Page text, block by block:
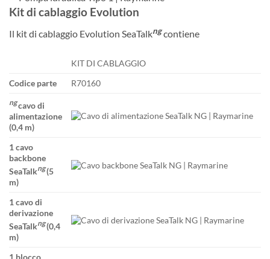
Kit di cablaggio Evolution
Il kit di cablaggio Evolution SeaTalkngcontiene
KIT DI CABLAGGIO
Codice parte
R70160
ngcavo di
alimentazione
(0,4 m)
1 cavo
backbone
SeaTalkng(5
m)
1 cavo di
derivazione
SeaTalkng(0,4
m)